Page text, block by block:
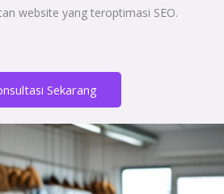
website yang teroptimasi SEO.
Sekarang